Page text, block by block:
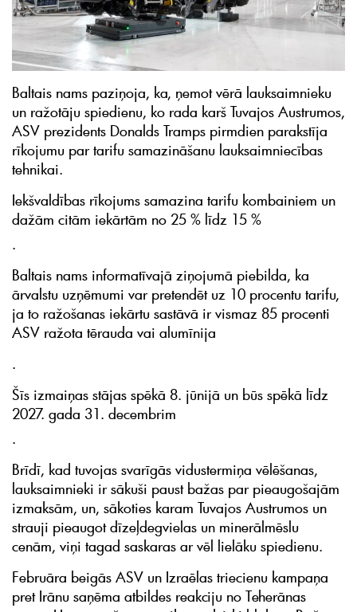
Baltais nams paziņoja, ka, ņemot vērā lauksaimnieku
un ražotāju spiedienu, ko rada karš Tuvajos Austrumos,
ASV prezidents Donalds Tramps pirmdien parakstīja
rīkojumu par tarifu samazināšanu lauksaimniecības
tehnikai.
Iekšvaldības rīkojums samazina tarifu kombainiem un
dažām citām iekārtām no 25 % līdz 15 %
.
Baltais nams informatīvajā ziņojumā piebilda, ka
ārvalstu uzņēmumi var pretendēt uz 10 procentu tarifu,
ja to ražošanas iekārtu sastāvā ir vismaz 85 procenti
ASV ražota tērauda vai alumīnija
.
Šīs izmaiņas stājas spēkā 8. jūnijā un būs spēkā līdz
2027. gada 31. decembrim
.
Brīdī, kad tuvojas svarīgās vidustermiņa vēlēšanas,
lauksaimnieki ir sākuši paust bažas par pieaugošajām
izmaksām, un, sākoties karam Tuvajos Austrumos un
strauji pieaugot dīzeļdegvielas un minerālmēslu
cenām, viņi tagad saskaras ar vēl lielāku spiedienu.
Februāra beigās ASV un Izraēlas triecienu kampaņa
pret Irānu saņēma atbildes reakciju no Teherānas